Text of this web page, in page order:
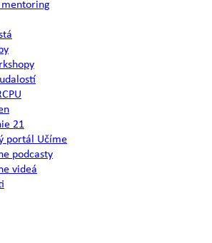
21
portál Učíme
podcasty
videá